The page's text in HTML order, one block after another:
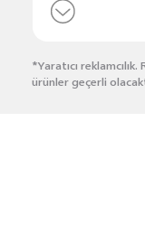
*Yaratıcı
ürünler geçerli